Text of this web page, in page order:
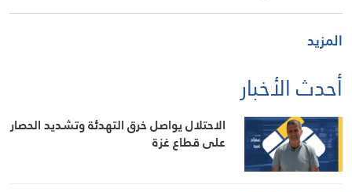
المزيد
أحدث الأخبار
الاحتلال يواصل خرق التهدئة وتشديد الحصار
على قطاع غزة